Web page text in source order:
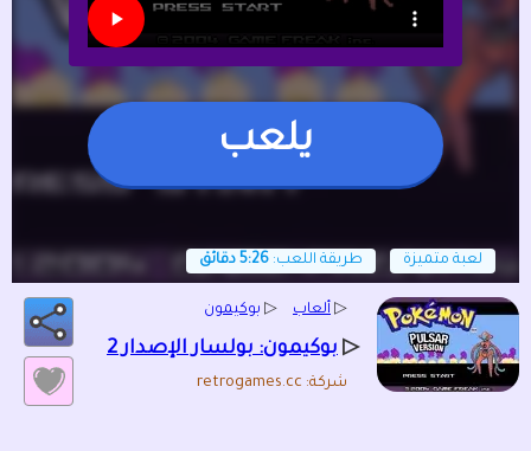
يلعب
لعبة متميزة طريقة اللعب: 5:26 دقائق
▷ ألعاب ▷ بوكيمون
▷ بوكيمون: بولسار الإصدار 2
شركة: retrogames.cc